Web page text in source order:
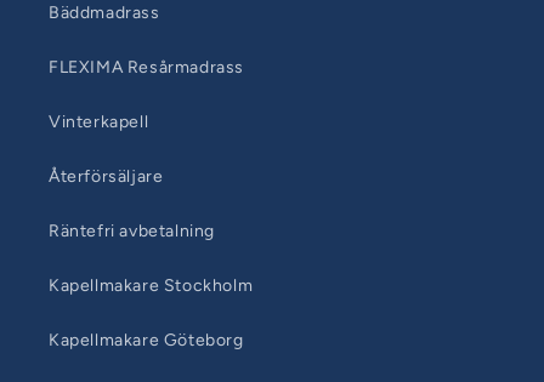
Bäddmadrass
FLEXIMA Resårmadrass
Vinterkapell
Återförsäljare
Räntefri avbetalning
Kapellmakare Stockholm
Kapellmakare Göteborg